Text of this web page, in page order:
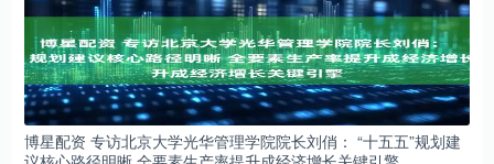
博星配资 专访北京大学光华管理学院院长刘俏： “十五五”规划建